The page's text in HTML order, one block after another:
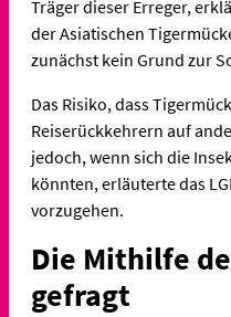
Träger dieser Erreger,
der Asiatischen
zunächst kein Grund zur
Das Risiko, dass
Reiserückkehrern auf
jedoch, wenn sich die
könnten, erläuterte das
vorzugehen.
Die Mithilfe
gefragt